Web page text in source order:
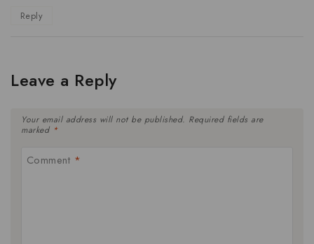
Reply
Leave a Reply
Your email address will not be published. Required fields are
marked *
Comment *